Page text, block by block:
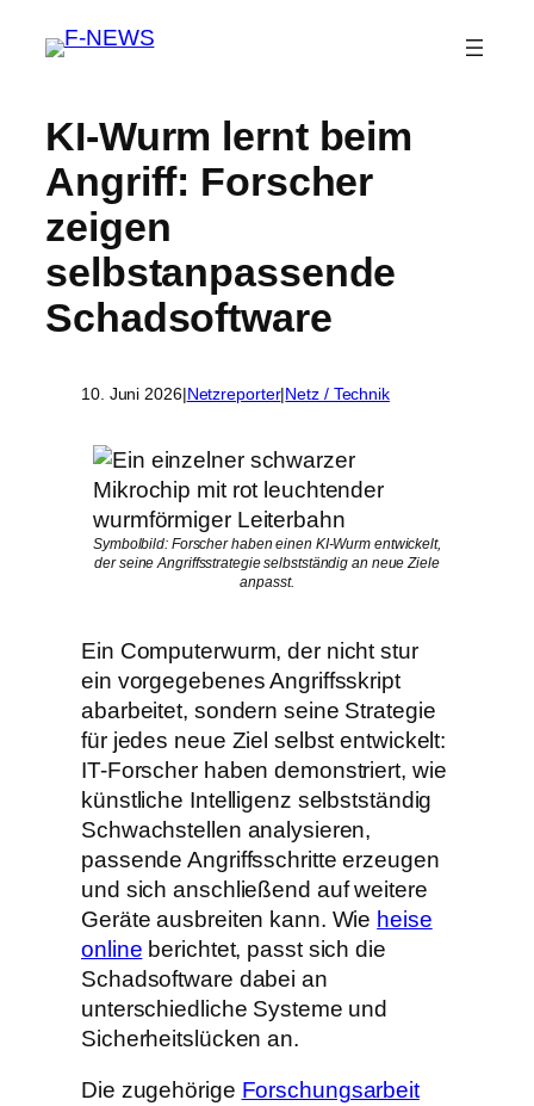
KI-Wurm lernt beim
Angriff: Forscher
zeigen
selbstanpassende
Schadsoftware
10. Juni 2026|Netzreporter|Netz / Technik
Symbolbild: Forscher haben einen KI-Wurm entwickelt,
der seine Angriffsstrategie selbstständig an neue Ziele
anpasst.
Ein Computerwurm, der nicht stur
ein vorgegebenes Angriffsskript
abarbeitet, sondern seine Strategie
für jedes neue Ziel selbst entwickelt:
IT-Forscher haben demonstriert, wie
künstliche Intelligenz selbstständig
Schwachstellen analysieren,
passende Angriffsschritte erzeugen
und sich anschließend auf weitere
Geräte ausbreiten kann. Wie heise
online berichtet, passt sich die
Schadsoftware dabei an
unterschiedliche Systeme und
Sicherheitslücken an.
Die zugehörige Forschungsarbeit